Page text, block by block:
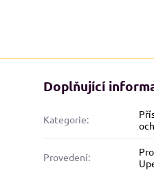
Doplňující
Kategorie:
Provedení:
VELIKOSTI XXL+